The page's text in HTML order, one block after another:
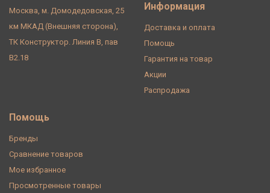
Москва, м. Домодедовская, 25
км МКАД (Внешняя сторона),
ТК Конструктор. Линия В, пав
В2.18
Информация
Доставка и оплата
Помощь
Гарантия на товар
Акции
Распродажа
Помощь
Бренды
Сравнение товаров
Мое избранное
Просмотренные товары